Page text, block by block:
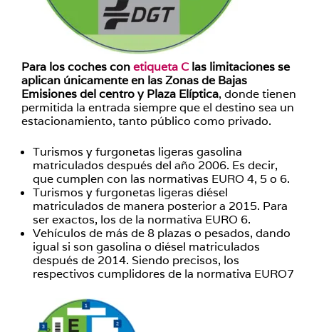
Para los coches conetiqueta C las limitaciones se
aplican únicamente en las Zonas de Bajas
Emisiones del centro y Plaza Elíptica, donde tienen
permitida la entrada siempre que el destino sea un
estacionamiento, tanto público como privado.
Turismos y furgonetas ligeras gasolina
matriculados después del año 2006. Es decir,
que cumplen con las normativas EURO 4, 5 o 6.
Turismos y furgonetas ligeras diésel
matriculados de manera posterior a 2015. Para
ser exactos, los de la normativa EURO 6.
Vehículos de más de 8 plazas o pesados, dando
igual si son gasolina o diésel matriculados
después de 2014. Siendo precisos, los
respectivos cumplidores de la normativa EURO7